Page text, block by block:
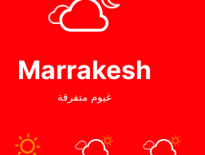
Marrakesh
غيوم متفرقة